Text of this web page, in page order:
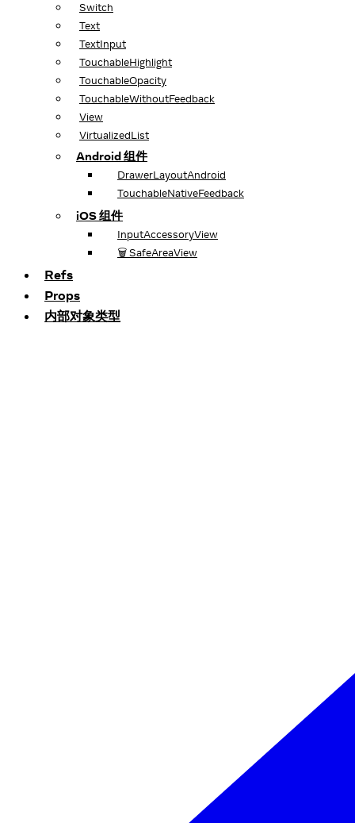
Switch
Text
TextInput
TouchableHighlight
TouchableOpacity
TouchableWithoutFeedback
View
VirtualizedList
Android 组件
DrawerLayoutAndroid
TouchableNativeFeedback
iOS 组件
InputAccessoryView
🗑️ SafeAreaView
Refs
Props
内部对象类型